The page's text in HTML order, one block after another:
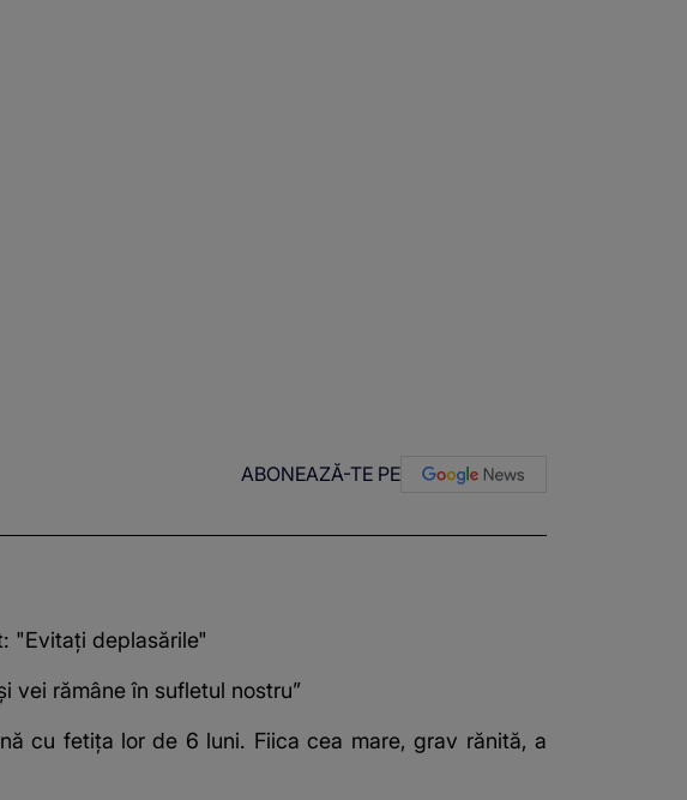
ABONEAZĂ-TE PE
"Evitați deplasările"
vei rămâne în sufletul nostru”
cu fetița lor de 6 luni. Fiica cea mare, grav rănită, a